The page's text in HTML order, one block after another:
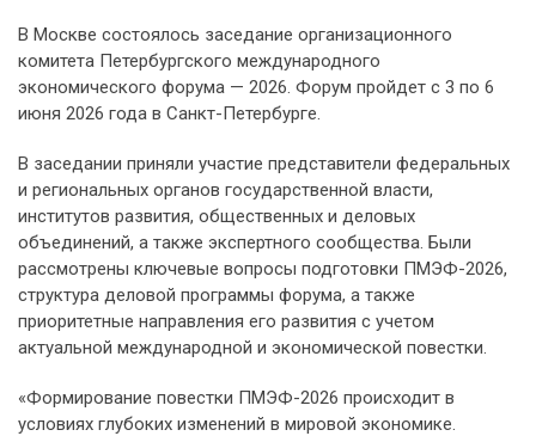
В Москве состоялось заседание организационного
комитета Петербургского международного
экономического форума — 2026. Форум пройдет с 3 по 6
июня 2026 года в Санкт-Петербурге.
В заседании приняли участие представители федеральных
и региональных органов государственной власти,
институтов развития, общественных и деловых
объединений, а также экспертного сообщества. Были
рассмотрены ключевые вопросы подготовки ПМЭФ-2026,
структура деловой программы форума, а также
приоритетные направления его развития с учетом
актуальной международной и экономической повестки.
«Формирование повестки ПМЭФ-2026 происходит в
условиях глубоких изменений в мировой экономике.